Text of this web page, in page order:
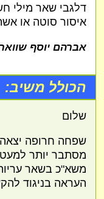
דלגבי שאר מילי
איסור סוטה או
אברהם יוסף
הכולל משיב:
שלום
שפחה חרופה
מסתבר יותר
משא"כ בשאר
העראה בניגוד